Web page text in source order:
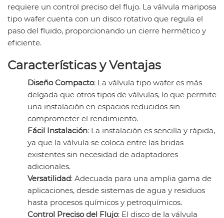
requiere un control preciso del flujo. La válvula mariposa
tipo wafer cuenta con un disco rotativo que regula el
paso del fluido, proporcionando un cierre hermético y
eficiente.
Características y Ventajas
Diseño Compacto: La válvula tipo wafer es más
delgada que otros tipos de válvulas, lo que permite
una instalación en espacios reducidos sin
comprometer el rendimiento.
Fácil Instalación: La instalación es sencilla y rápida,
ya que la válvula se coloca entre las bridas
existentes sin necesidad de adaptadores
adicionales.
Versatilidad: Adecuada para una amplia gama de
aplicaciones, desde sistemas de agua y residuos
hasta procesos químicos y petroquímicos.
Control Preciso del Flujo: El disco de la válvula